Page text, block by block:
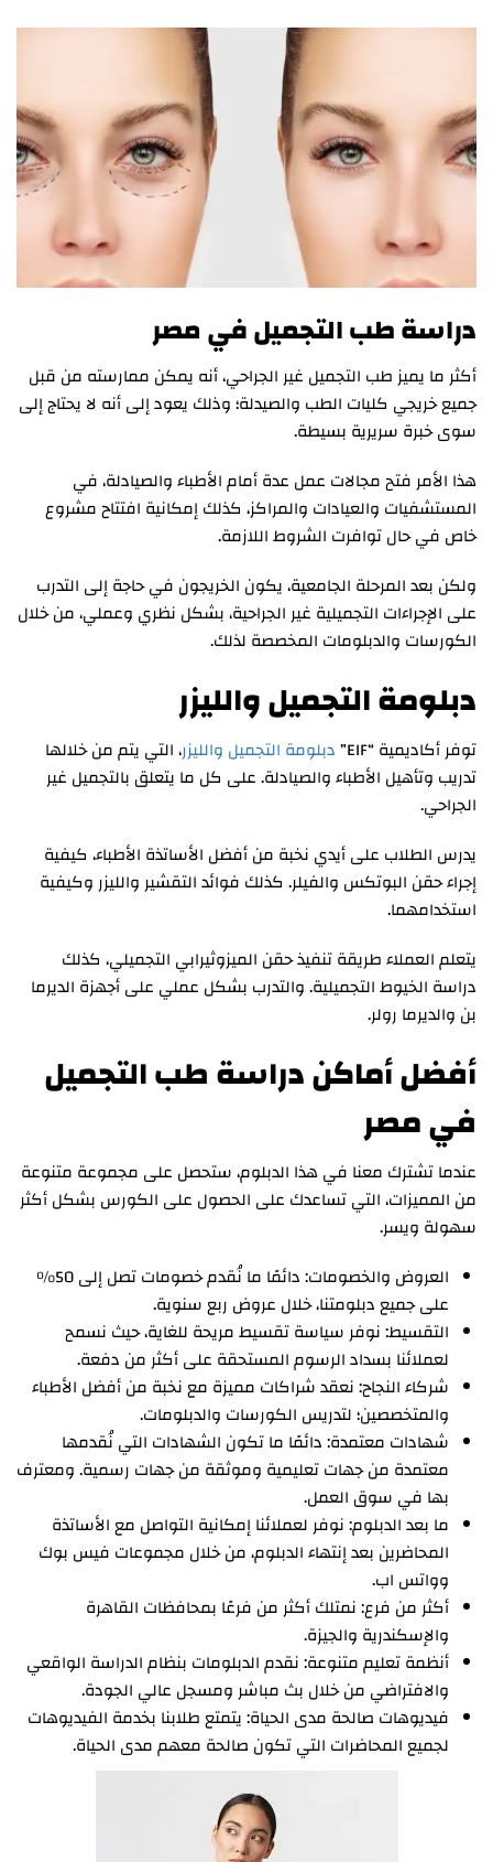
دراسة طب التجميل في مصر
أكثر ما يميز طب التجميل غير الجراحي، أنه يمكن ممارسته من قبل
جميع خريجي كليات الطب والصيدلة؛ وذلك يعود إلى أنه لا يحتاج إلى
سوى خبرة سريرية بسيطة.
هذا الأمر فتح مجالات عمل عدة أمام الأطباء والصيادلة، في
المستشفيات والعيادات والمراكز، كذلك إمكانية افتتاح مشروع
خاص في حال توافرت الشروط اللازمة.
ولكن بعد المرحلة الجامعية، يكون الخريجون في حاجة إلى التدرب
على الإجراءات التجميلية غير الجراحية، بشكل نظري وعملي، من خلال
الكورسات والدبلومات المخصصة لذلك.
دبلومة التجميل والليزر
توفر أكاديمية “EIF” دبلومة التجميل والليزر، التي يتم من خلالها
تدريب وتأهيل الأطباء والصيادلة. على كل ما يتعلق بالتجميل غير
الجراحي.
يدرس الطلاب على أيدي نخبة من أفضل الأساتذة الأطباء، كيفية
إجراء حقن البوتكس والفيلر. كذلك فوائد التقشير والليزر وكيفية
استخدامهما.
يتعلم العملاء طريقة تنفيذ حقن الميزوثيرابي التجميلي، كذلك
دراسة الخيوط التجميلية. والتدرب بشكل عملي على أجهزة الديرما
بن والديرما رولر.
أفضل أماكن دراسة طب التجميل
في مصر
عندما تشترك معنا في هذا الدبلوم، ستحصل على مجموعة متنوعة
من المميزات، التي تساعدك على الحصول على الكورس بشكل أكثر
سهولة ويسر.
العروض والخصومات: دائمًا ما نُقدم خصومات تصل إلى 50%
على جميع دبلومتنا، خلال عروض ربع سنوية.
التقسيط: نوفر سياسة تقسيط مريحة للغاية، حيث نسمح
لعملائنا بسداد الرسوم المستحقة على أكثر من دفعة.
شركاء النجاح: نعقد شراكات مميزة مع نخبة من أفضل الأطباء
والمتخصصين؛ لتدريس الكورسات والدبلومات.
شهادات معتمدة: دائمًا ما تكون الشهادات التي نُقدمها
معتمدة من جهات تعليمية وموثقة من جهات رسمية. ومعترف
بها في سوق العمل.
ما بعد الدبلوم: نوفر لعملائنا إمكانية التواصل مع الأساتذة
المحاضرين بعد إنتهاء الدبلوم، من خلال مجموعات فيس بوك
وواتس اب.
أكثر من فرع: نمتلك أكثر من فرعًا بمحافظات القاهرة
والإسكندرية والجيزة.
أنظمة تعليم متنوعة: نقدم الدبلومات بنظام الدراسة الواقعي
والافتراضي من خلال بث مباشر ومسجل عالي الجودة.
فيديوهات صالحة مدى الحياة: يتمتع طلابنا بخدمة الفيديوهات
لجميع المحاضرات التي تكون صالحة معهم مدى الحياة.